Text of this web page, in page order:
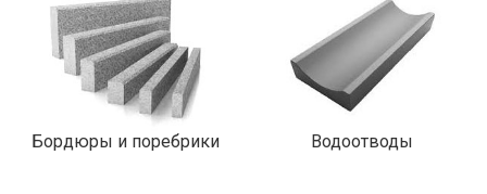
Бордюры и поребрики Водоотводы